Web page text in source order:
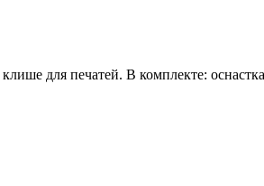
для печатей. В комплекте: